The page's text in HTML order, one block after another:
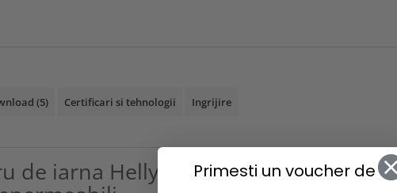
(5) Certificari si tehnologii Ingrijire
de iarna Helly HansenPrimesti un voucher de